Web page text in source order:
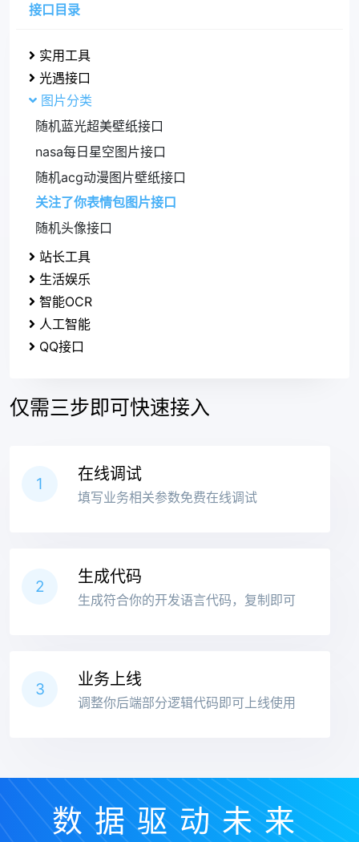
接口目录
实用工具
光遇接口
图片分类
随机蓝光超美壁纸接口
nasa每日星空图片接口
随机acg动漫图片壁纸接口
关注了你表情包图片接口
随机头像接口
站长工具
生活娱乐
智能OCR
人工智能
QQ接口
仅需三步即可快速接入
1
在线调试
填写业务相关参数免费在线调试
2
生成代码
生成符合你的开发语言代码，复制即可
3
业务上线
调整你后端部分逻辑代码即可上线使用
数据驱动未来